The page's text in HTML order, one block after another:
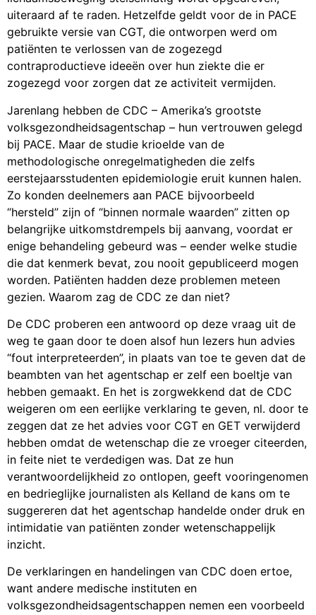
uiteraard af te raden. Hetzelfde geldt voor de in PACE
gebruikte versie van CGT, die ontworpen werd om
patiënten te verlossen van de zogezegd
contraproductieve ideeën over hun ziekte die er
zogezegd voor zorgen dat ze activiteit vermijden.
Jarenlang hebben de CDC – Amerika’s grootste
volksgezondheidsagentschap – hun vertrouwen gelegd
bij PACE. Maar de studie krioelde van de
methodologische onregelmatigheden die zelfs
eerstejaarsstudenten epidemiologie eruit kunnen halen.
Zo konden deelnemers aan PACE bijvoorbeeld
“hersteld” zijn of “binnen normale waarden” zitten op
belangrijke uitkomstdrempels bij aanvang, voordat er
enige behandeling gebeurd was – eender welke studie
die dat kenmerk bevat, zou nooit gepubliceerd mogen
worden. Patiënten hadden deze problemen meteen
gezien. Waarom zag de CDC ze dan niet?
De CDC proberen een antwoord op deze vraag uit de
weg te gaan door te doen alsof hun lezers hun advies
“fout interpreteerden”, in plaats van toe te geven dat de
beambten van het agentschap er zelf een boeltje van
hebben gemaakt. En het is zorgwekkend dat de CDC
weigeren om een eerlijke verklaring te geven, nl. door te
zeggen dat ze het advies voor CGT en GET verwijderd
hebben omdat de wetenschap die ze vroeger citeerden,
in feite niet te verdedigen was. Dat ze hun
verantwoordelijkheid zo ontlopen, geeft vooringenomen
en bedrieglijke journalisten als Kelland de kans om te
suggereren dat het agentschap handelde onder druk en
intimidatie van patiënten zonder wetenschappelijk
inzicht.
De verklaringen en handelingen van CDC doen ertoe,
want andere medische instituten en
volksgezondheidsagentschappen nemen een voorbeeld